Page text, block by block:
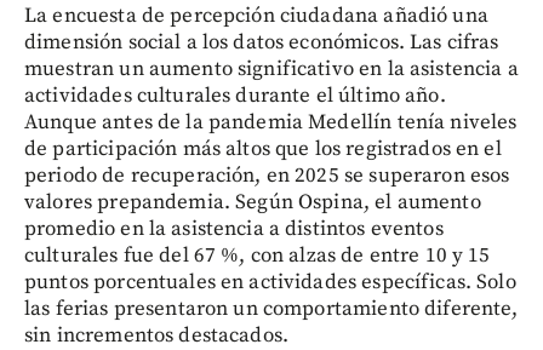
La encuesta de percepción ciudadana añadió una
dimensión social a los datos económicos. Las cifras
muestran un aumento significativo en la asistencia a
actividades culturales durante el último año.
Aunque antes de la pandemia Medellín tenía niveles
de participación más altos que los registrados en el
periodo de recuperación, en 2025 se superaron esos
valores prepandemia. Según Ospina, el aumento
promedio en la asistencia a distintos eventos
culturales fue del 67 %, con alzas de entre 10 y 15
puntos porcentuales en actividades específicas. Solo
las ferias presentaron un comportamiento diferente,
sin incrementos destacados.